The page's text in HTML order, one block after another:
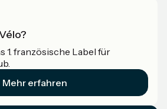
1. französische Label für
Mehr erfahren